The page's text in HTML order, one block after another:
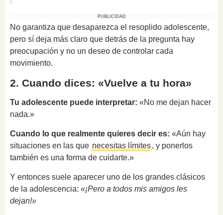
PUBLICIDAD
No garantiza que desaparezca el resoplido adolescente,
pero sí deja más claro que detrás de la pregunta hay
preocupación y no un deseo de controlar cada
movimiento.
2. Cuando dices: «Vuelve a tu hora»
Tu adolescente puede interpretar: «No me dejan hacer
nada.»
Cuando lo que realmente quieres decir es: «Aún hay
situaciones en las que necesitas límites, y ponerlos
también es una forma de cuidarte.»
Y entonces suele aparecer uno de los grandes clásicos
de la adolescencia: «¡Pero a todos mis amigos les
dejan!»